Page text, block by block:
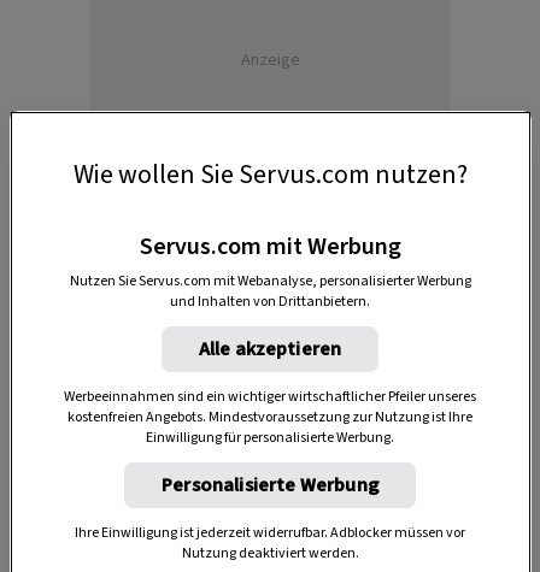
Anzeige
Gestärkt wurdekaltoderwarm, manchmal
Doppelstärkepraktiziert – also beide
Methoden hintereinander.
Dazu verwendete manWeizen-oder
Kartoffelstärke, jene ausReisoderMais
Wichtig war, dass sich die Stärke beim Bügeln
verfärbte oder am Eisen kleben
Wie wollen Sie Servus.com nutzen?
Servus.com mit Werbung
Nutzen Sie Servus.com mit Webanalyse, personalisierter Werbung
und Inhalten von Drittanbietern.
Alle akzeptieren
Werbeeinnahmen sind ein wichtiger wirtschaftlicher Pfeiler unseres
kostenfreien Angebots. Mindestvoraussetzung zur Nutzung ist Ihre
Einwilligung für personalisierte Werbung.
Personalisierte Werbung
Ihre Einwilligung ist jederzeit widerrufbar. Adblocker müssen vor
Nutzung deaktiviert werden.